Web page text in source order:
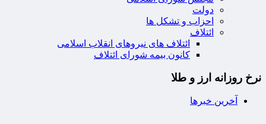
دولت
احزاب و تشکل ها
ائتلاف
ائتلاف های نیروهای انقلاب اسلامی
کانون بیمه شورای ائتلاف
نرخ روزانه ارز و طلا
آخرین خبرها